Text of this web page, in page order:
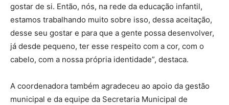
gostar de si. Então, nós, na rede da educação infantil,
estamos trabalhando muito sobre isso, dessa aceitação,
desse seu gostar e para que a gente possa desenvolver,
já desde pequeno, ter esse respeito com a cor, com o
cabelo, com a nossa própria identidade”, destaca.
A coordenadora também agradeceu ao apoio da gestão
municipal e da equipe da Secretaria Municipal de